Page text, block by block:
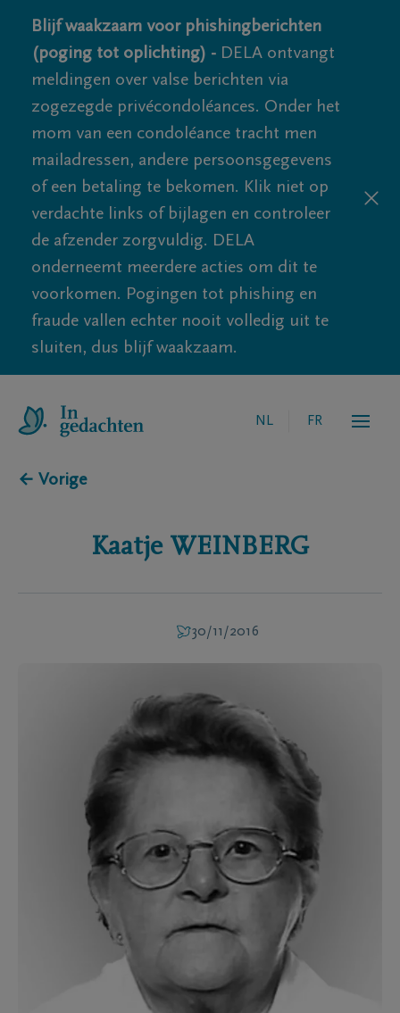
Blijf waakzaam voor phishingberichten
(poging tot oplichting) - DELA ontvangt
meldingen over valse berichten via
zogezegde privécondoléances. Onder het
mom van een condoléance tracht men
mailadressen, andere persoonsgegevens
of een betaling te bekomen. Klik niet op
verdachte links of bijlagen en controleer
de afzender zorgvuldig. DELA
onderneemt meerdere acties om dit te
voorkomen. Pogingen tot phishing en
fraude vallen echter nooit volledig uit te
sluiten, dus blijf waakzaam.
NL FR
← Vorige
Kaatje WEINBERG
30/11/2016